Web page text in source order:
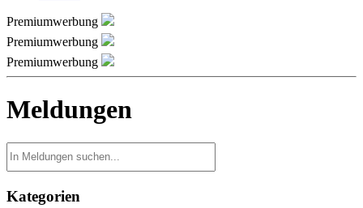
Premiumwerbung
Premiumwerbung
Premiumwerbung
Meldungen
Kategorien